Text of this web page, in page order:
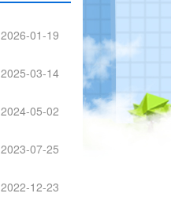
2026-01-19
2025-03-14
2024-05-02
2023-07-25
2022-12-23